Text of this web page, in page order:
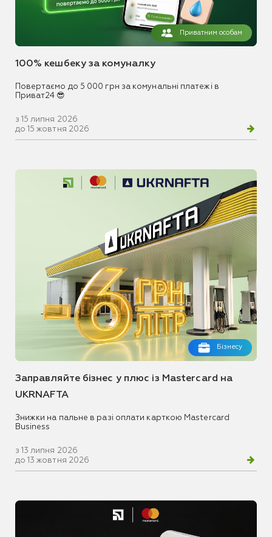
Приватним особам
100% кешбеку за комуналку
Повертаємо до 5 000 грн за комунальні платежі в
Приват24 😎
з 15 липня 2026
до 15 жовтня 2026
Бізнесу
Заправляйте бізнес у плюс із Mastercard на
UKRNAFTA
Знижки на пальне в разі оплати карткою Mastercard
Business
з 13 липня 2026
до 13 жовтня 2026